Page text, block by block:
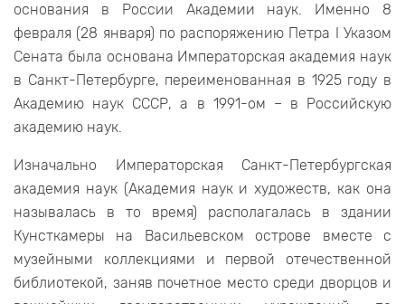
основания в России Академии наук. Именно 8
февраля (28 января) по распоряжению Петра I Указом
Сената была основана Императорская академия наук
в Санкт-Петербурге, переименованная в 1925 году в
Академию наук СССР, а в 1991-ом – в Российскую
академию наук.
Изначально Императорская Санкт-Петербургская
академия наук (Академия наук и художеств, как она
называлась в то время) располагалась в здании
Кунсткамеры на Васильевском острове вместе с
музейными коллекциями и первой отечественной
библиотекой, заняв почетное место среди дворцов и